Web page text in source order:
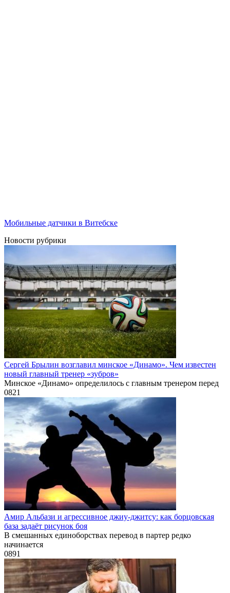
Мобильные датчики в Витебске
Новости рубрики
Сергей Брылин возглавил минское «Динамо». Чем известен
новый главный тренер «зубров»
Минское «Динамо» определилось с главным тренером перед
0821
Амир Альбази и агрессивное джиу-джитсу: как борцовская
база задаёт рисунок боя
В смешанных единоборствах перевод в партер редко
начинается
0891